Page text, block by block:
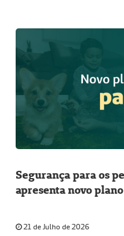
Segurança para os
apresenta novo
21 de Julho de 2026